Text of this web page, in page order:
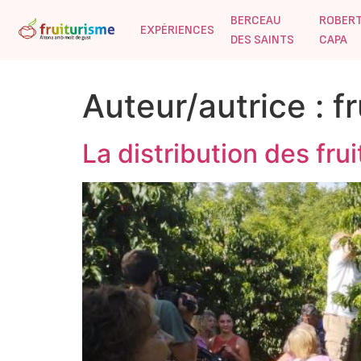
EXPÉRIENCES
BERCEAU
DES SAINTS
CAPA
Auteur/autrice :
La distribution des